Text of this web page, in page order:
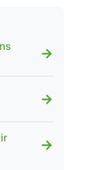
→
→
→